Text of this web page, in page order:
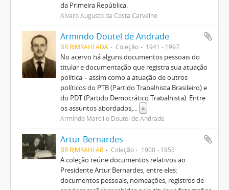
da Primeira República.
Álvaro Augusto da Costa Carvalho
Armindo Doutel de Andrade
BR RJMRAHI ADA Coleção 1941 - 1997
No acervo há alguns documentos pessoais do
titular e documentação que registra sua atuação
política – assim como a atuação de outros
políticos do PTB (Partido Trabalhista Brasileiro) e
do PDT (Partido Democrático Trabalhista). Entre
os assuntos abordados,... »
Armindo Marcílio Doutel de Andrade
Artur Bernardes
BR RJMRAHI AB Coleção 1900 - 1955
A coleção reúne documentos relativos ao
Presidente Artur Bernardes, entre eles:
documentos pessoais, nomeações, registros de